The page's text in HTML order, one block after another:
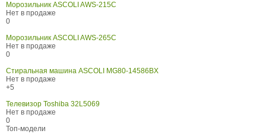
Морозильник ASCOLI AWS-215C
Нет в продаже
0
Морозильник ASCOLI AWS-265C
Нет в продаже
0
Стиральная машина ASCOLI MG80-14586BX
Нет в продаже
+5
Телевизор Toshiba 32L5069
Нет в продаже
0
Топ-модели